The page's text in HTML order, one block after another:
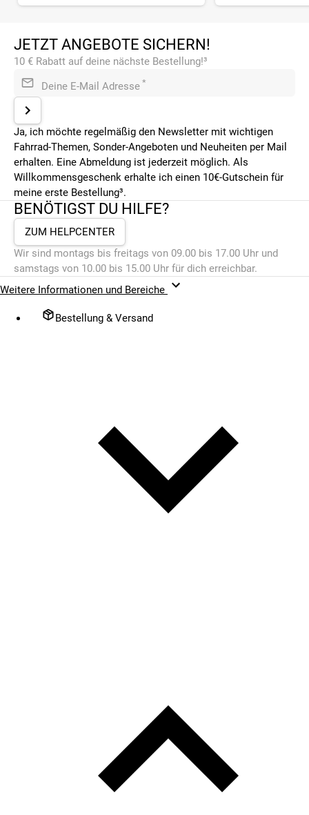
JETZT ANGEBOTE SICHERN!
10 € Rabatt auf deine nächste Bestellung!³
Deine E-Mail Adresse *
Ja, ich möchte regelmäßig den Newsletter mit wichtigen
Fahrrad-Themen, Sonder-Angeboten und Neuheiten per Mail
erhalten. Eine Abmeldung ist jederzeit möglich. Als
Willkommensgeschenk erhalte ich einen 10€-Gutschein für
meine erste Bestellung³.
BENÖTIGST DU HILFE?
ZUM HELPCENTER
Wir sind montags bis freitags von 09.00 bis 17.00 Uhr und
samstags von 10.00 bis 15.00 Uhr für dich erreichbar.
Weitere Informationen und Bereiche
Bestellung & Versand